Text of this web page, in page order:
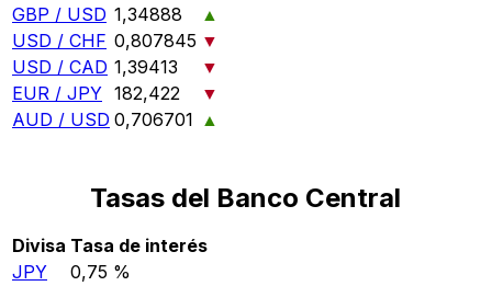
GBP / USD 1,34888
▲
USD / CHF 0,807845 ▼
USD / CAD 1,39413
▼
EUR / JPY 182,422
▼
AUD / USD 0,706701 ▲
Tasas del Banco Central
Divisa Tasa de interés
JPY
0,75 %